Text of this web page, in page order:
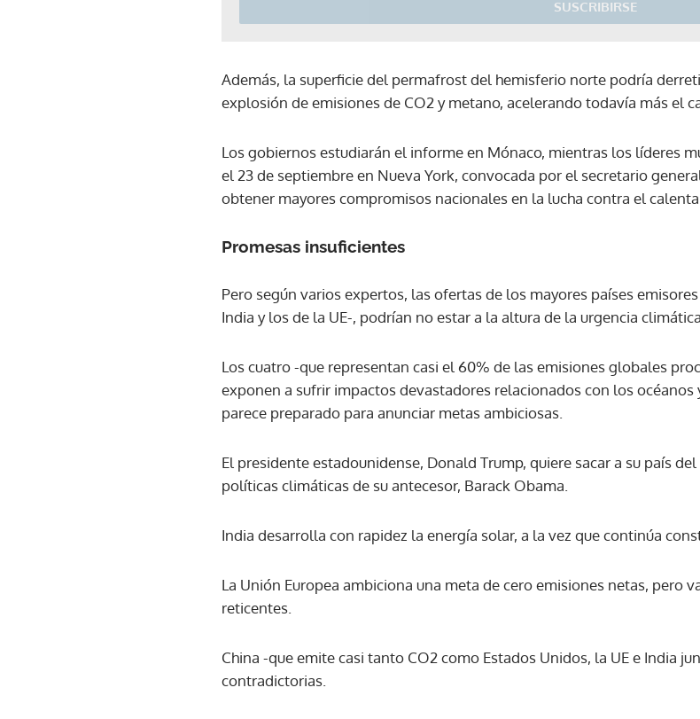
SUSCRIBIRSE
Además, la superficie del permafrost del hemisferio norte podría
explosión de emisiones de CO2 y metano, acelerando todavía más el
Los gobiernos estudiarán el informe en Mónaco, mientras los líderes
el 23 de septiembre en Nueva York, convocada por el secretario
obtener mayores compromisos nacionales en la lucha contra el
Promesas insuficientes
Pero según varios expertos, las ofertas de los mayores países
India y los de la UE-, podrían no estar a la altura de la urgencia climática.
Los cuatro -que representan casi el 60% de las emisiones globales
exponen a sufrir impactos devastadores relacionados con los
parece preparado para anunciar metas ambiciosas.
El presidente estadounidense, Donald Trump, quiere sacar a su país
políticas climáticas de su antecesor, Barack Obama.
India desarrolla con rapidez la energía solar, a la vez que continúa
La Unión Europea ambiciona una meta de cero emisiones netas, pero
reticentes.
China -que emite casi tanto CO2 como Estados Unidos, la UE e India
contradictorias.